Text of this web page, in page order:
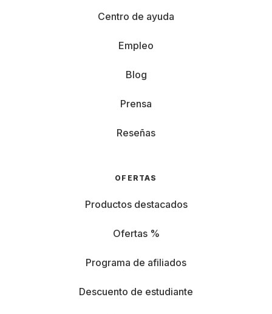
Centro de ayuda
Empleo
Blog
Prensa
Reseñas
OFERTAS
Productos destacados
Ofertas %
Programa de afiliados
Descuento de estudiante